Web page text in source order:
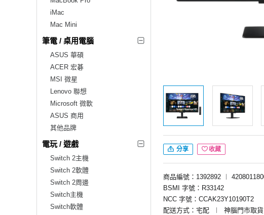
iMac
Mac Mini
筆電 / 桌用電腦
ASUS 華碩
ACER 宏碁
MSI 微星
Lenovo 聯想
Microsoft 微軟
ASUS 商用
其他品牌
電玩 / 遊戲
Switch 2主機
Switch 2軟體
Switch 2周邊
Switch主機
Switch軟體
分享 收藏
商品編號：1392892 ︱
BSMI 字號：R33142
NCC 字號：CCAK23Y10190T2
配送方式：宅配
︱
神腦門市取貨